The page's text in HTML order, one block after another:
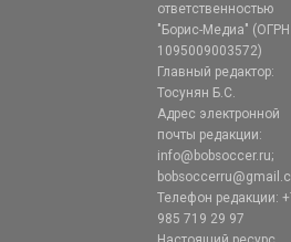
ответственностью
"Борис-Медиа" (ОГРН
1095009003572)
Главный редактор:
Тосунян Б.С.
Адрес электронной
почты редакции:
info@bobsoccer.ru;
Телефон редакции:
985 719 29 97